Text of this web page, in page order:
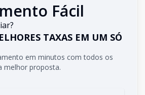
Fácil
TAXAS EM UM SÓ
em minutos com todos os
melhor proposta.